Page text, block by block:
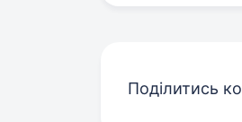
Поділитись